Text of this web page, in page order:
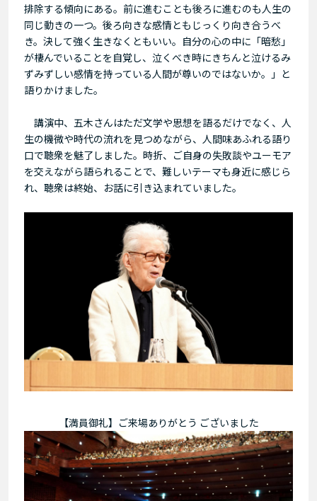
排除する傾向にある。前に進むことも後ろに進むのも人生の
同じ動きの一つ。後ろ向きな感情ともじっくり向き合うべ
き。決して強く生きなくともいい。自分の心の中に「暗愁」
が棲んでいることを自覚し、泣くべき時にきちんと泣けるみ
ずみずしい感情を持っている人間が尊いのではないか。」と
語りかけました。
講演中、五木さんはただ文学や思想を語るだけでなく、人
生の機微や時代の流れを見つめながら、人間味あふれる語り
口で聴衆を魅了しました。時折、ご自身の失敗談やユーモア
を交えながら語られることで、難しいテーマも身近に感じら
れ、聴衆は終始、お話に引き込まれていました。
【満員御礼】ご来場ありがとう ございました